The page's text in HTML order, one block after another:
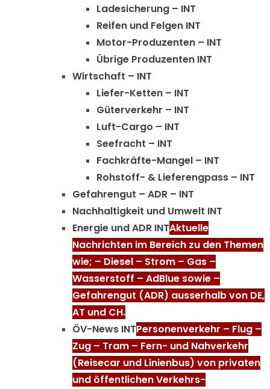
Ladesicherung – INT
Reifen und Felgen INT
Motor-Produzenten – INT
Übrige Produzenten INT
Wirtschaft – INT
Liefer-Ketten – INT
Güterverkehr – INT
Luft-Cargo – INT
Seefracht – INT
Fachkräfte-Mangel – INT
Rohstoff- & Lieferengpass – INT
Gefahrengut – ADR – INT
Nachhaltigkeit und Umwelt INT
Energie und ADR INTAktuelle
Nachrichten im Bereich zu den Themen
wie; – Diesel – Strom – Gas –
Wasserstoff – AdBlue sowie –
Gefahrengut (ADR) ausserhalb von DE,
AT und CH.
ÖV-News INTPersonenverkehr – Flug –
Zug – Tram – Fern- und Nahverkehr
(Reisecar und Linienbus) von privaten
und öffentlichen Verkehrs-